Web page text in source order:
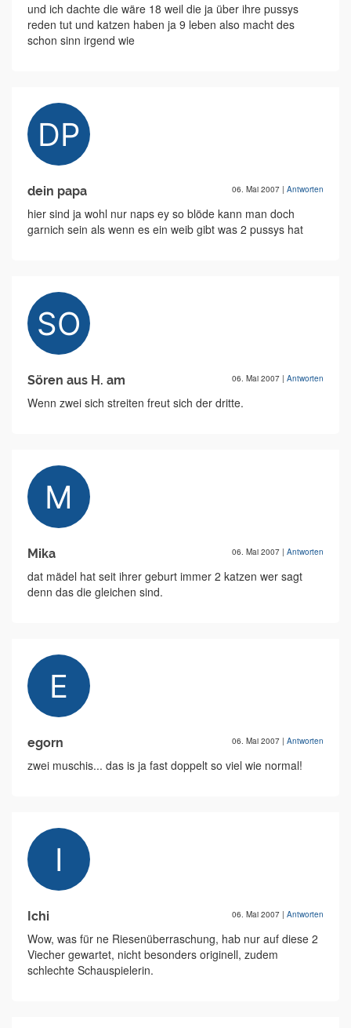
und ich dachte die wäre 18 weil die ja über ihre pussys
reden tut und katzen haben ja 9 leben also macht des
schon sinn irgend wie
dein papa 06. Mai 2007 | Antworten
hier sind ja wohl nur naps ey so blöde kann man doch
garnich sein als wenn es ein weib gibt was 2 pussys hat
Sören aus H. am 06. Mai 2007 | Antworten
Wenn zwei sich streiten freut sich der dritte.
Mika 06. Mai 2007 | Antworten
dat mädel hat seit ihrer geburt immer 2 katzen wer sagt
denn das die gleichen sind.
egorn 06. Mai 2007 | Antworten
zwei muschis... das is ja fast doppelt so viel wie normal!
Ichi 06. Mai 2007 | Antworten
Wow, was für ne Riesenüberraschung, hab nur auf diese 2
Viecher gewartet, nicht besonders originell, zudem
schlechte Schauspielerin.